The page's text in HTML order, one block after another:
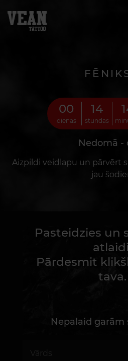
00
dienas
14
stundas
Nedomā -
Aizpildi veidlapu un pārvērt
jau
Pasteidzies un
Pārdesmit
tava.
Nepalaid garām